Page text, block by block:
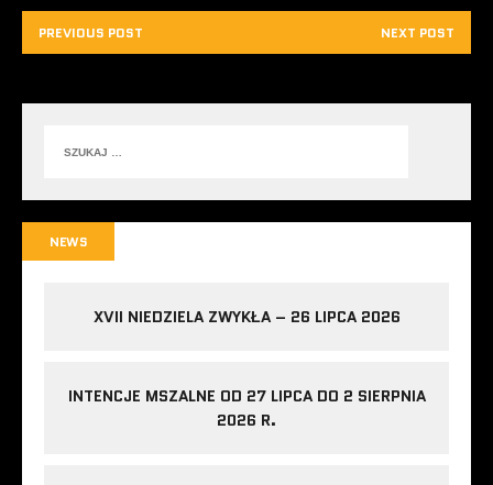
PREVIOUS POST NEXT POST
NEWS
XVII NIEDZIELA ZWYKŁA – 26 LIPCA 2026
INTENCJE MSZALNE OD 27 LIPCA DO 2 SIERPNIA
2026 R.